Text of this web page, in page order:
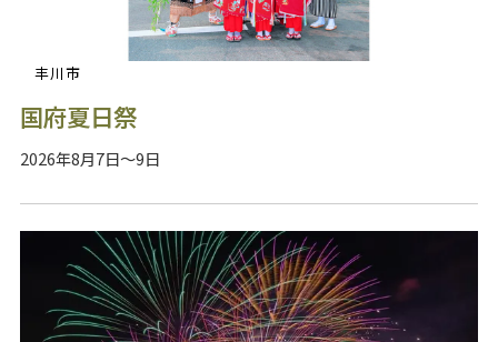
丰川市
国府夏日祭
2026年8月7日～9日